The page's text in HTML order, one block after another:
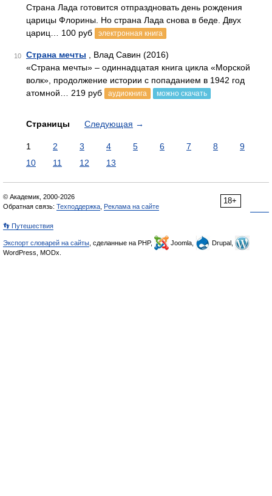
Страна Лада готовится отпраздновать день рождения
царицы Флорины. Но страна Лада снова в беде. Двух
цариц… 100 руб
электронная книга
10 Страна мечты , Влад Савин (2016)
«Страна мечты» – одиннадцатая книга цикла «Морской
волк», продолжение истории с попаданием в 1942 год
атомной… 219 руб
аудиокнига можно скачать
Страницы Следующая →
1 2 3 4 5 6 7 8
9
10
11 12 13
18+
© Академик, 2000-2026
Обратная связь: Техподдержка Реклама на сайте
👣 Путешествия
Экспорт словарей на сайты , сделанные на PHP, Joomla,
Drupal,
WordPress, MODx.